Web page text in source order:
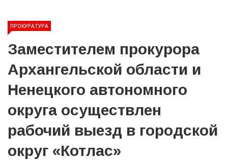
ПРОКУРАТУРА
Заместителем прокурора
Архангельской области и
Ненецкого автономного
округа осуществлен
рабочий выезд в городской
округ «Котлас»